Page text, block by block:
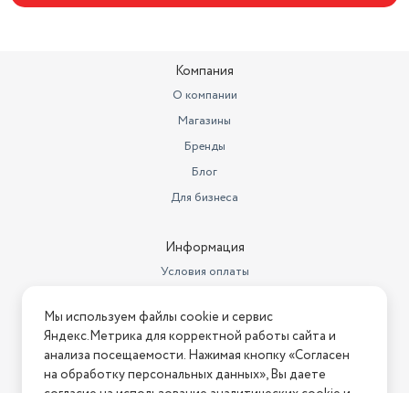
Компания
О компании
Магазины
Бренды
Блог
Для бизнеса
Информация
Условия оплаты
Условия возврата
Нашли ошибку на сайте? Напишите нам
2026 © Интернет-магазин "АстМаркет". У нас есть всё!
Мы используем файлы cookie и сервис
Яндекс.Метрика для корректной работы сайта и
анализа посещаемости. Нажимая кнопку «Согласен
на обработку персональных данных», Вы даете